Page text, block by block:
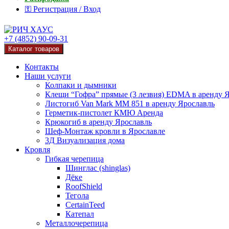
⚿ Регистрация / Вход
+7 (4852) 90-09-31
Каталог товаров
Контакты
Наши услуги
Колпаки и дымники
Клещи “Гофра” прямые (3 лезвия) EDMA в аренду
Листогиб Van Mark MM 851 в аренду Ярославль
Герметик-пистолет КМЮ Аренда
Крюкогиб в аренду Ярославль
Шеф-Монтаж кровли в Ярославле
3Д Визуализация дома
Кровля
Гибкая черепица
Шинглас (shinglas)
Дёке
RoofShield
Тегола
CertainTeed
Катепал
Металлочерепица